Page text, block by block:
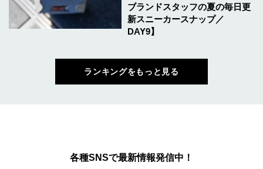
ブランドスタッフの夏の毎日更
新スニーカースナップ／
DAY9】
ランキングをもっと見る
各種SNSで最新情報発信中！